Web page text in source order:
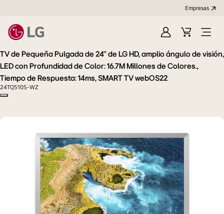
Empresas
Iniciar
Sesión
Carrito
de
Open
Menu
TV de Pequeña Pulgada de 24'' de LG HD, amplio ángulo de visión,
LED con Profundidad de Color: 16.7M Millones de Colores.,
Tiempo de Respuesta: 14ms, SMART TV webOS22
24TQ510S-WZ
Copy model name